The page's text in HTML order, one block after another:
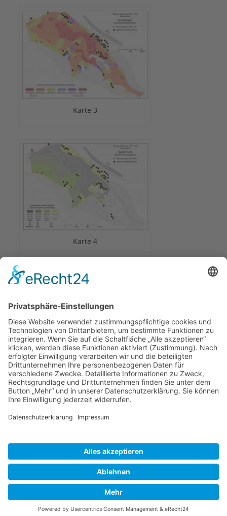
Karte 3
Karte 4
Herausgeber
Datenschutz
Impressum
Bearbeitungsstand
Hilfe
nach: